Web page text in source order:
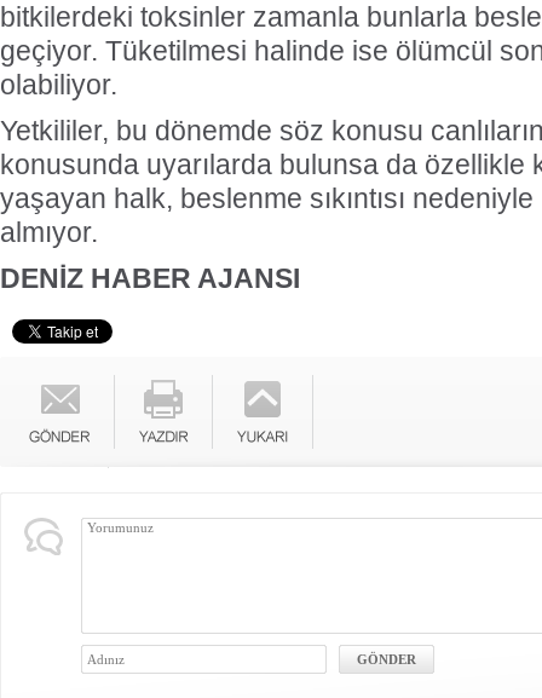
bitkilerdeki toksinler zamanla bunlarla
geçiyor. Tüketilmesi halinde ise ölümcül
olabiliyor.
Yetkililer, bu dönemde söz konusu
konusunda uyarılarda bulunsa da özellikle
yaşayan halk, beslenme sıkıntısı nedeniyle
almıyor.
DENİZ HABER AJANSI